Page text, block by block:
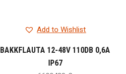
Add to Wishlist
BAKKFLAUTA 12-48V 110DB 0,6A
IP67